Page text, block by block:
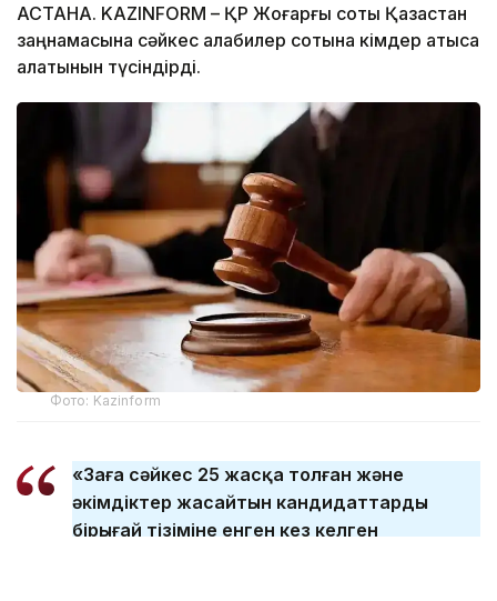
АСТАНА. KAZINFORM – ҚР Жоғарғы соты Қазақстан
заңнамасына сәйкес алқабилер сотына кімдер қатыса
алатынын түсіндірді.
Фото: Kazinform
«Заңға сәйкес 25 жасқа толған және
әкімдіктер жасайтын кандидаттардың
бірыңғай тізіміне енген кез келген